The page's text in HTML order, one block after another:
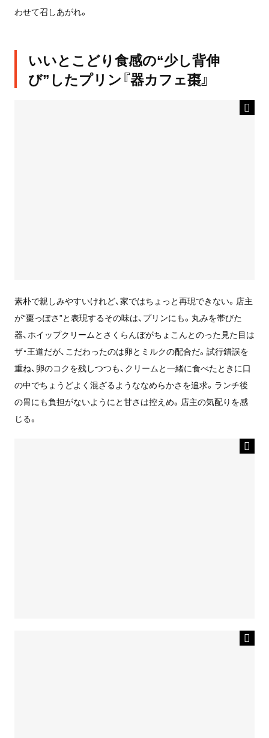
わせて召しあがれ。
いいとこどり食感の“少し背伸
び”したプリン『器カフェ棗』
素朴で親しみやすいけれど、家ではちょっと再現できない。店主
が“棗っぽさ”と表現するその味は、プリンにも。丸みを帯びた
器、ホイップクリームとさくらんぼがちょこんとのった見た目は
ザ・王道だが、こだわったのは卵とミルクの配合だ。試行錯誤を
重ね、卵のコクを残しつつも、クリームと一緒に食べたときに口
の中でちょうどよく混ざるようななめらかさを追求。ランチ後
の胃にも負担がないようにと甘さは控えめ。店主の気配りを感
じる。